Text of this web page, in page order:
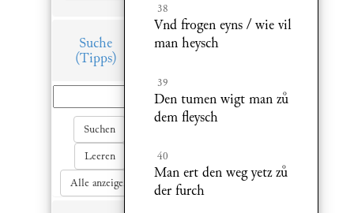
Suche
(Tipps)
Suchen
Leeren
Alle anzeigen
38
Vnd frogen eyns / wie vil
man heysch
39
Den tumen wigt man z
dem fleysch
40
Man ert den weg yetz z
der furch